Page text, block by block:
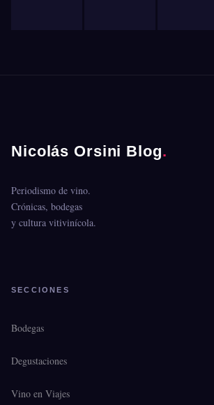
Nicolás Orsini Blog.
Periodismo de vino.
Crónicas, bodegas
y cultura vitivinícola.
SECCIONES
Bodegas
Degustaciones
Vino en Viajes